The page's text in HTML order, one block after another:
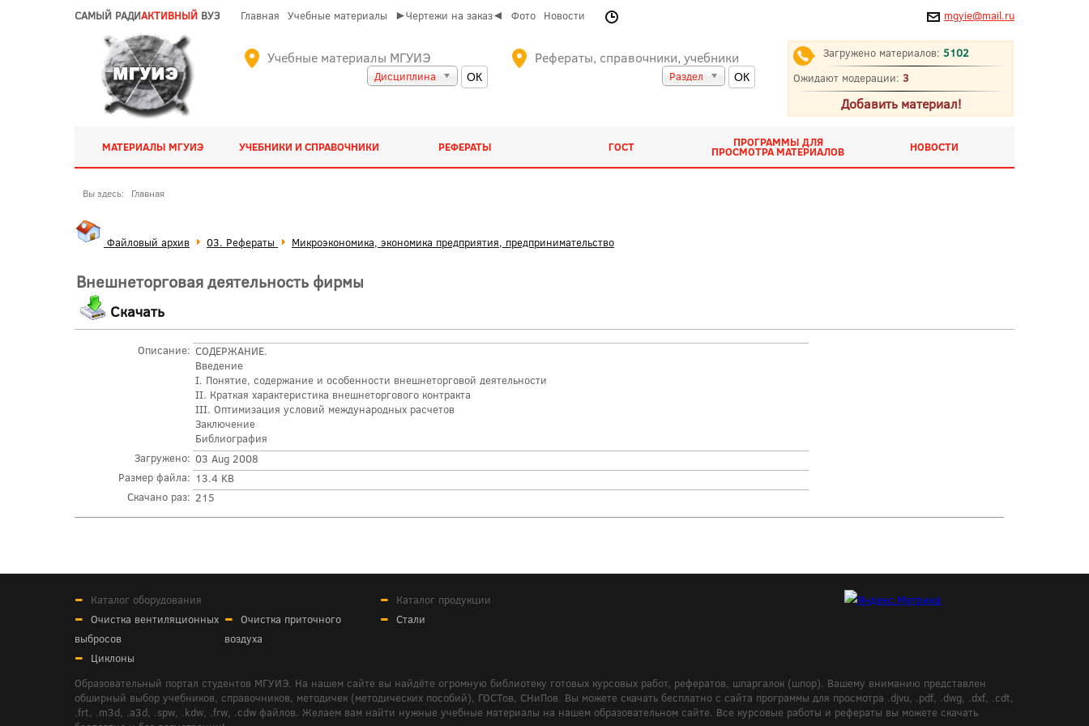
САМЫЙ РАДИАКТИВНЫЙ ВУЗ Главная Учебные материалы ►Чертежи на заказ◄ Фото Новости mgyie@mail.ru
Учебные материалы МГУИЭ
Дисциплина
Рефераты, справочники, учебники
Раздел
Загружено материалов: 5102
Ожидают модерации: 3
Добавить материал!
МАТЕРИАЛЫ МГУИЭ УЧЕБНИКИ И СПРАВОЧНИКИ РЕФЕРАТЫ ГОСТ ПРОГРАММЫ ДЛЯ
ПРОСМОТРА МАТЕРИАЛОВ НОВОСТИ
Вы здесь: Главная
Файловый архив 03. Рефераты Микроэкономика, экономика предприятия, предпринимательство
Внешнеторговая деятельность фирмы
Скачать
Описание: СОДЕРЖАНИЕ.
Введение
I. Понятие, содержание и особенности внешнеторговой деятельности
II. Краткая характеристика внешнеторгового контракта
III. Оптимизация условий международных расчетов
Заключение
Библиография
Загружено: 03 Aug 2008
Размер файла: 13.4 KB
Скачано раз: 215
Каталог оборудования
Очистка вентиляционных
выбросов
Очистка приточного
воздуха
Циклоны
Каталог продукции
Стали
Образовательный портал студентов МГУИЭ. На нашем сайте вы найдёте огромную библиотеку готовых курсовых работ, рефератов, шпаргалок (шпор). Вашему вниманию представлен
обширный выбор учебников, справочников, методичек (методических пособий), ГОСТов, СНиПов. Вы можете скачать бесплатно с сайта программы для просмотра .djvu, .pdf, .dwg, .dxf, .cdt,
.frt, .m3d, .a3d, .spw, .kdw, .frw, .cdw файлов. Желаем вам найти нужные учебные материалы на нашем образовательном сайте. Все курсовые работы и рефераты вы можете скачать